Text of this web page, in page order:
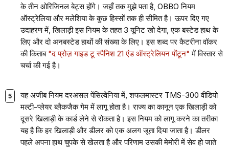
के तीन ओरिजिनल बेट्स होंगे। जहाँ तक मुझे पता है, OBBO नियम
ऑस्ट्रेलिया और मलेशिया के कुछ हिस्सों तक ही सीमित है। ऊपर दिए गए
उदाहरण में, खिलाड़ी इस नियम के तहत 3 यूनिट खो देगा, एक बस्टेड हाथ के
लिए और दो अनबस्टेड हाथों की संख्या के लिए। इस शब्द पर कैटरीना वॉकर
की किताब "द प्रोज़ गाइड टू स्पैनिश 21 एंड ऑस्ट्रेलियन पोंटून" में विस्तार से
चर्चा की गई है।
यह अजीब नियम दरअसल पेंसिल्वेनिया में, शफलमास्टर TMS-300 वीडियो
मल्टी-प्लेयर ब्लैकजैक गेम में लागू होता है। राज्य का कानून एक खिलाड़ी को
दूसरे खिलाड़ी के कार्ड लेने से रोकता है। इस नियम को लागू करने का तरीका
यह है कि हर खिलाड़ी और डीलर को एक अलग जूता दिया जाता है। डीलर
पहले अपना हाथ चुपके से खेलता है और परिणाम उसकी मेमोरी में सेव हो जाते